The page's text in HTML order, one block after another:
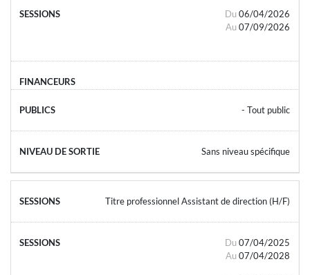
Du 06/04/2026
Au 07/09/2026
- Tout public
Sans niveau spécifique
Titre professionnel Assistant de direction (H/F)
Du 07/04/2025
Au 07/04/2028